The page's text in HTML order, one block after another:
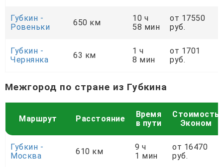
Губкин -
Ровеньки
650 км
10 ч
58 мин
от 17550
руб.
Губкин -
Чернянка
63 км
1 ч
8 мин
от 1701
руб.
Межгород по стране из Губкина
Маршрут Расстояние
Время
в пути
Стоимость
Эконом
Губкин -
Москва
610 км
9 ч
1 мин
от 16470
руб.